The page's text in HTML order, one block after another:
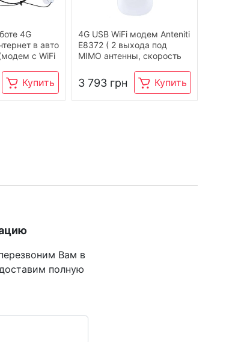
4G
в авто
с WiFi
4G / 3G /
Купить
4G USB WiFi модем Anteniti
E8372 ( 2 выхода под
MIMO антенны, скорость
3 793 грн Купить
Вам в
полную